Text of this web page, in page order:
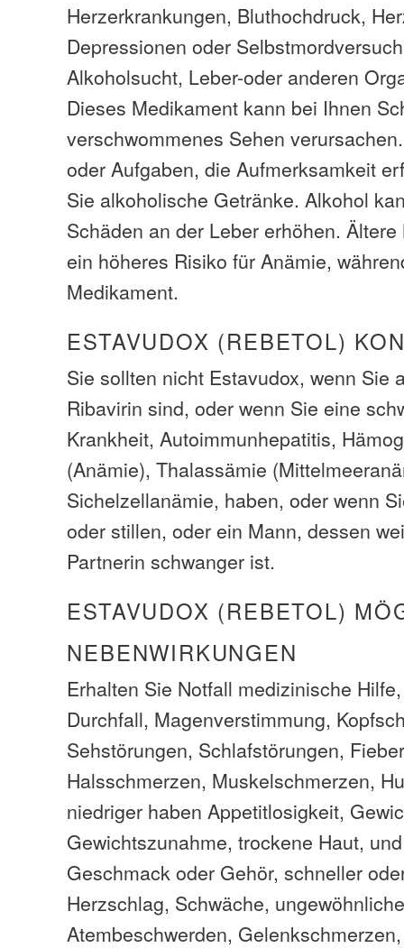
Herzerkrankungen, Bluthochdruck,
Depressionen oder
Alkoholsucht, Leber-oder anderen
Dieses Medikament kann bei Ihnen
verschwommenes Sehen
oder Aufgaben, die Aufmerksamkeit
Sie alkoholische Getränke. Alkohol
Schäden an der Leber erhöhen.
ein höheres Risiko für Anämie,
Medikament.
ESTAVUDOX (REBETOL)
Sie sollten nicht Estavudox, wenn Sie
Ribavirin sind, oder wenn Sie eine
Krankheit, Autoimmunhepatitis,
(Anämie), Thalassämie
Sichelzellanämie, haben, oder wenn
oder stillen, oder ein Mann, dessen
Partnerin schwanger ist.
ESTAVUDOX (REBETOL)
NEBENWIRKUNGEN
Erhalten Sie Notfall medizinische
Durchfall, Magenverstimmung,
Sehstörungen, Schlafstörungen,
Halsschmerzen, Muskelschmerzen,
niedriger haben Appetitlosigkeit,
Gewichtszunahme, trockene Haut,
Geschmack oder Gehör, schneller
Herzschlag, Schwäche,
Atembeschwerden,